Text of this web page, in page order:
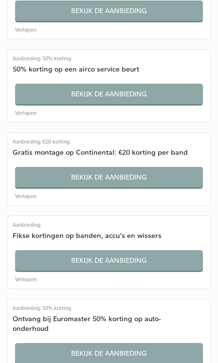
BEKIJK DE AANBIEDING
Verlopen
Aanbieding 50% korting
50% korting op een airco service beurt
BEKIJK DE AANBIEDING
Verlopen
Aanbieding €20 korting
Gratis montage op Continental: €20 korting per band
BEKIJK DE AANBIEDING
Verlopen
Aanbieding
Fikse kortingen op banden, accu's en wissers
BEKIJK DE AANBIEDING
Verlopen
Aanbieding 50% korting
Ontvang bij Euromaster 50% korting op auto-
onderhoud
BEKIJK DE AANBIEDING